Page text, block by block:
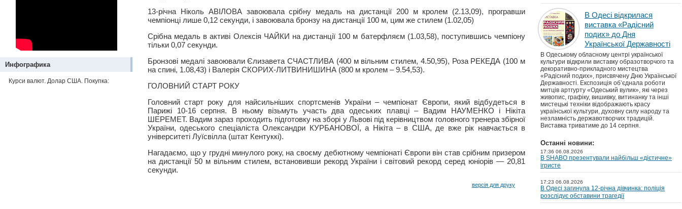
Инфографика
Курси валют. Долар США. Покупка:
13-річна Ніколь АВІЛОВА завоювала срібну медаль на дистанції 200 м кролем (2.13,09), програвши
чемпіонці лише 0,12 секунди, і завоювала бронзу на дистанції 100 м, цим же стилем (1.02,05)
Срібна медаль в активі Олексія ЧАЙКИ на дистанції 100 м батерфляєм (1.03,58), поступившись чемпіону
тільки 0,07 секунди.
Бронзові медалі завоювали Єлизавета СЧАСТЛИВА (400 м вільним стилем, 4.50,95), Роза РЕКЕДА (100 м
на спині, 1.08,43) і Валерія СКОРИХ-ЛИТВИНИШИНА (800 м кролем – 9.54,53).
ГОЛОВНИЙ СТАРТ РОКУ
Головний старт року для найсильніших спортсменів України – чемпіонат Європи, який відбудеться в
Парижі 10-16 серпня. В ньому візьмуть участь два одеських плавці – Вадим НАУМЕНКО і Нікіта
ШЕРЕМЕТ. Вадим зараз проходить підготовку на зборі у Львові під керівництвом головного тренера збірної
України, одеського спеціаліста Олександри КУРБАНОВОЇ, а Нікіта – в США, де вже рік навчається в
університеті Луїсвілла (штат Кентуккі).
Нагадаємо, що у грудні минулого року, на cвоєму дебютному чемпіонаті Європи він став срібним призером
на дистанції 50 м вільним стилем, встановивши рекорд України і світовий рекорд серед юніорів — 20,81
секунди.
версія для друку
В Одесі відкрилася
виставка «Радісний
подих» до Дня
Української Державності
В Одеському обласному центрі української
культури відкрили виставку образотворчого та
декоративно-прикладного мистецтва
«Радісний подих», присвячену Дню Української
Державності. Експозиція об’єднала роботи
митців артгурту «Одеський вулик», які через
живопис, графіку, вишивку, витинанку та інші
мистецькі техніки відображають красу
української культури, духовну силу народу та
незламність державотворчих традицій.
Виставка триватиме до 14 серпня.
Останні новини:
17:36 06.08.2026
В SHABO презентували найбільш «дієтичне»
ігристе
17:23 06.08.2026
В Одесі загинула 12-річна дівчинка: поліція
розслідує обставини трагедії